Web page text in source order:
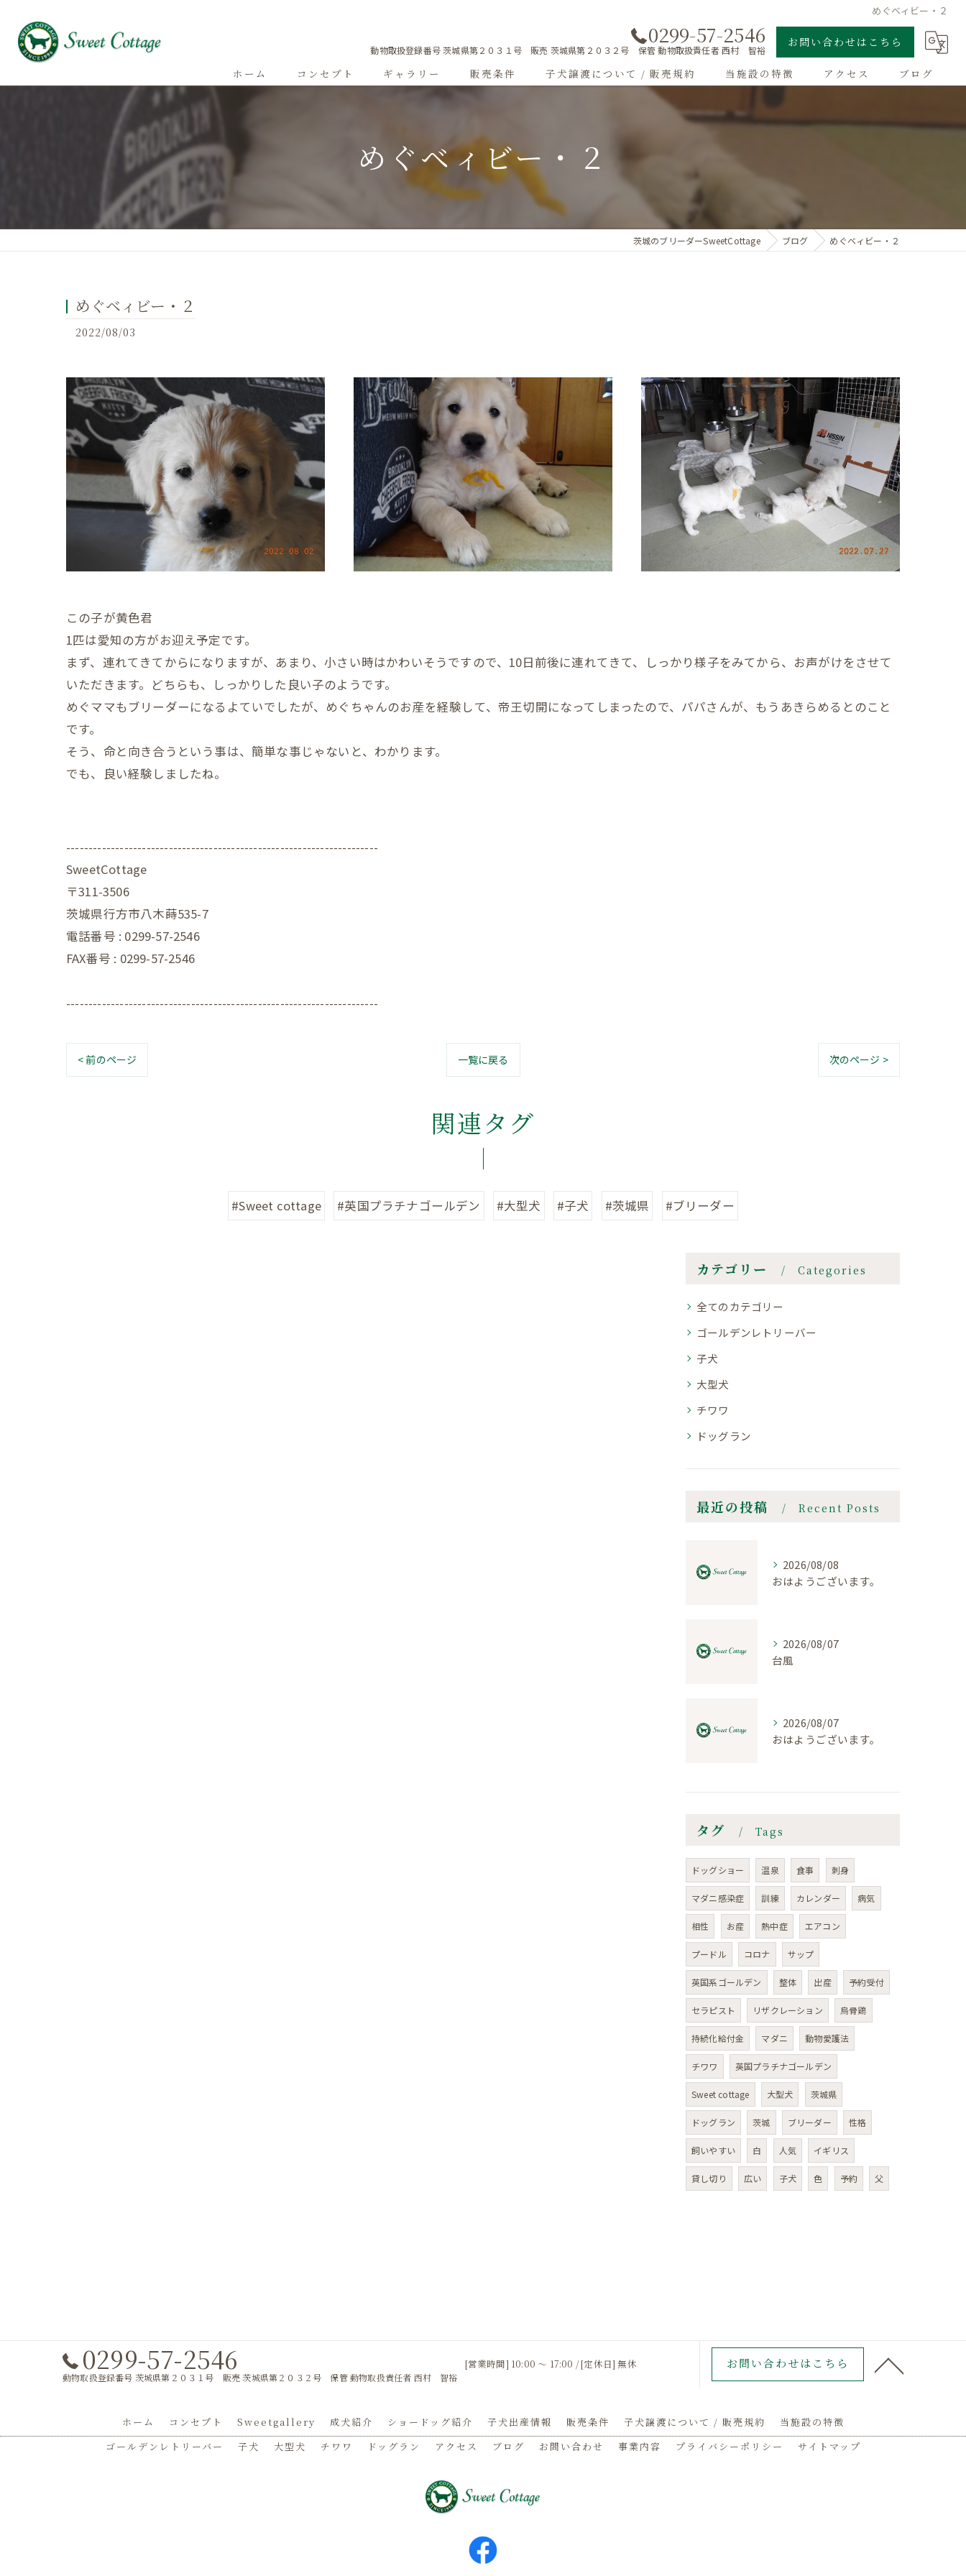
めぐベィビー・２
0299-57-2546
動物取扱登録番号 茨城県第２０３１号 販売 茨城県第２０３２号 保管 動物取扱責任者 西村 智裕
お問い合わせはこちら
ホーム コンセプト ギャラリー
成犬紹介
ショードッグ紹介
販売条件 子犬譲渡について / 販売規約 当施設の特徴
ゴールデンレトリーバー
ドッグラン
アクセス ブログ
めぐベィビー・２
茨城のブリーダーSweetCottage ブログ めぐベィビー・２
めぐベィビー・２
2022/08/03
この子が黄色君
1匹は愛知の方がお迎え予定です。
まず、連れてきてからになりますが、あまり、小さい時はかわいそうですので、10日前後に連れてきて、しっかり様子をみてから、お声がけをさせて
いただきます。どちらも、しっかりした良い子のようです。
めぐママもブリーダーになるよていでしたが、めぐちゃんのお産を経験して、帝王切開になってしまったので、パパさんが、もうあきらめるとのこと
です。
そう、命と向き合うという事は、簡単な事じゃないと、わかります。
でも、良い経験しましたね。
----------------------------------------------------------------------
SweetCottage
〒311-3506
茨城県行方市八木蒔535-7
電話番号 : 0299-57-2546
FAX番号 : 0299-57-2546
----------------------------------------------------------------------
< 前のページ 一覧に戻る 次のページ >
関連タグ
#Sweet cottage #英国プラチナゴールデン #大型犬 #子犬 #茨城県 #ブリーダー
カテゴリー Categories
全てのカテゴリー
ゴールデンレトリーバー
子犬
大型犬
チワワ
ドッグラン
最近の投稿 Recent Posts
2026/08/08
おはようございます。
2026/08/07
台風
2026/08/07
おはようございます。
タグ Tags
ドッグショー 温泉 食事 刺身
マダニ感染症 訓練 カレンダー 病気
相性 お産 熱中症 エアコン
プードル コロナ サップ
英国系ゴールデン 整体 出産 予約受付
セラピスト リザクレーション 烏骨鶏
持続化給付金 マダニ 動物愛護法
チワワ 英国プラチナゴールデン
Sweet cottage 大型犬 茨城県
ドッグラン 茨城 ブリーダー 性格
飼いやすい 白 人気 イギリス
貸し切り 広い 子犬 色 予約 父
0299-57-2546
動物取扱登録番号 茨城県第２０３１号 販売 茨城県第２０３２号 保管 動物取扱責任者 西村 智裕
[営業時間] 10:00 〜 17:00 / [定休日] 無休 お問い合わせはこちら
ホーム コンセプト Sweetgallery 成犬紹介 ショードッグ紹介 子犬出産情報 販売条件 子犬譲渡について / 販売規約
当施設の特徴
ゴールデンレトリーバー
子犬 大型犬 チワワ ドッグラン アクセス ブログ お問い合わせ 事業内容 プライバシーポリシー サイトマップ